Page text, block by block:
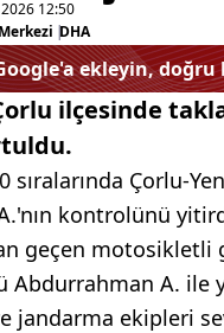
12:50
|DHA
ekleyin,
ilçesinde
sıralarında Çorlu-
kontrolünü
geçen motosikletli
A. ile
jandarma ekipleri